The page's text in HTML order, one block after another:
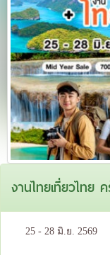
งานไทยเที่ยวไทย
25 - 28 มิ.ย. 2569